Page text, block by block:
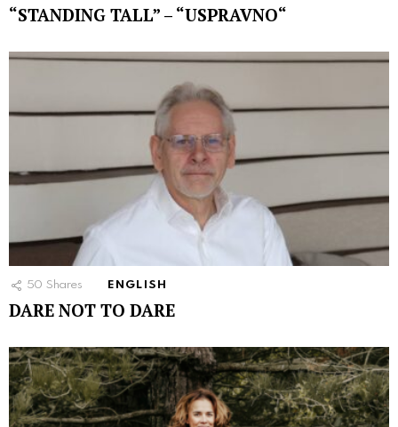
“STANDING TALL” – “USPRAVNO“
50 Shares ENGLISH
DARE NOT TO DARE